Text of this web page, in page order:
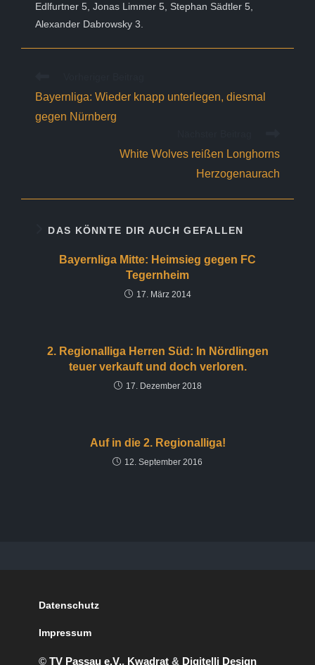
Edlfurtner 5, Jonas Limmer 5, Stephan Sädtler 5,
Alexander Dabrowsky 3.
ansehen
Bayernliga: Wieder knapp unterlegen, diesmal
gegen Nürnberg
White Wolves reißen Longhorns
Herzogenaurach
DAS KÖNNTE DIR AUCH GEFALLEN
Bayernliga Mitte: Heimsieg gegen FC
Tegernheim
17. März 2014
2. Regionalliga Herren Süd: In Nördlingen
teuer verkauft und doch verloren.
17. Dezember 2018
Auf in die 2. Regionalliga!
12. September 2016
Datenschutz
Impressum
©TV Passau e.V., Kwadrat & Digitelli Design